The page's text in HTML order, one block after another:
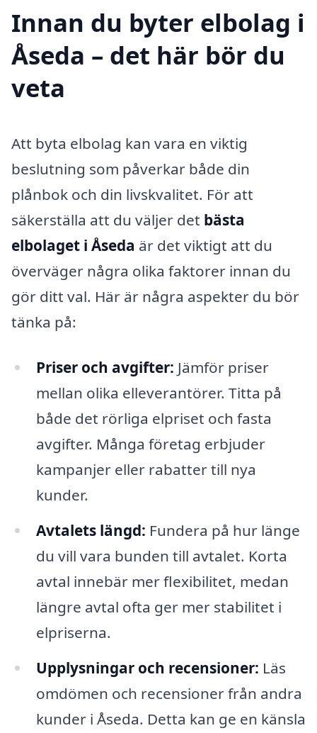
Innan du byter elbolag i
Åseda – det här bör du
veta
Att byta elbolag kan vara en viktig
beslutning som påverkar både din
plånbok och din livskvalitet. För att
säkerställa att du väljer det bästa
elbolaget i Åseda är det viktigt att du
överväger några olika faktorer innan du
gör ditt val. Här är några aspekter du bör
tänka på:
Priser och avgifter: Jämför priser
mellan olika elleverantörer. Titta på
både det rörliga elpriset och fasta
avgifter. Många företag erbjuder
kampanjer eller rabatter till nya
kunder.
Avtalets längd: Fundera på hur länge
du vill vara bunden till avtalet. Korta
avtal innebär mer flexibilitet, medan
längre avtal ofta ger mer stabilitet i
elpriserna.
Upplysningar och recensioner: Läs
omdömen och recensioner från andra
kunder i Åseda. Detta kan ge en känsla